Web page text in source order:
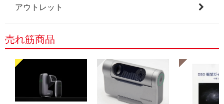
アウトレット
売れ筋商品